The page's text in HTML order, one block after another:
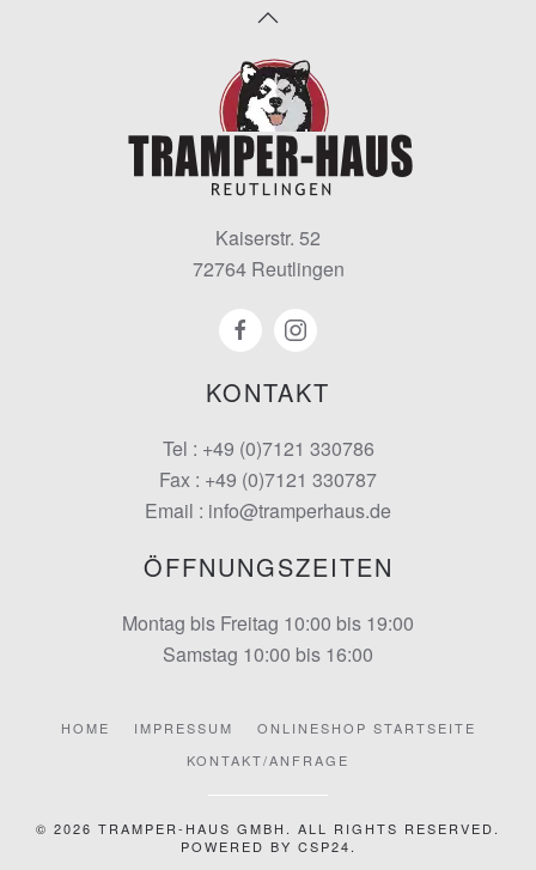
KONTAKT
Tel : +49 (0)7121 330786
Fax : +49 (0)7121 330787
Email : info@tramperhaus.de
Kaiserstr. 52
72764 Reutlingen
ÖFFNUNGSZEITEN
Montag bis Freitag 10:00 bis 19:00
Samstag 10:00 bis 16:00
HOME IMPRESSUM
ONLINESHOP STARTSEITE
KONTAKT/ANFRAGE
© 2026 TRAMPER-HAUS GMBH. ALL RIGHTS RESERVED.
POWERED BY CSP24.